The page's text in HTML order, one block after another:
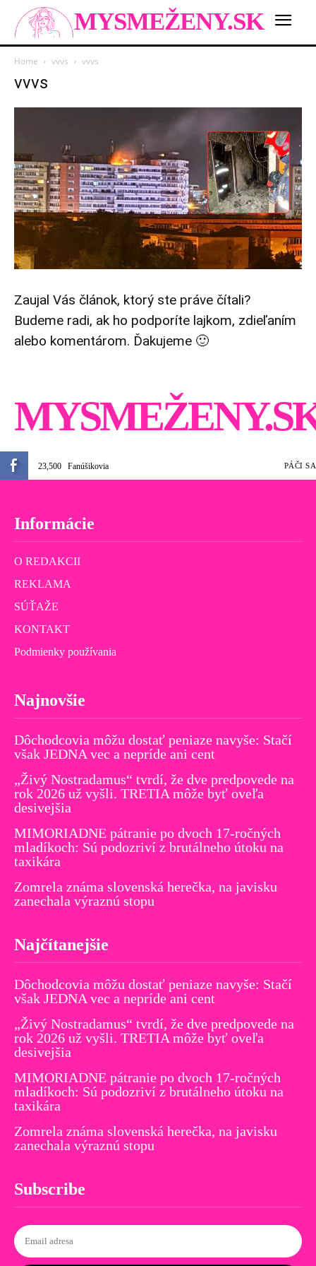
MYSMEŽENY.SK
Home vvvs vvvs
vvvs
Zaujal Vás článok, ktorý ste práve čítali?
Budeme radi, ak ho podporíte lajkom, zdieľaním
alebo komentárom. Ďakujeme 🙂
23,500 Fanúšikovia PÁČI SA
Informácie
O REDAKCII
REKLAMA
SÚŤAŽE
KONTAKT
Podmienky používania
Najnovšie
Dôchodcovia môžu dostať peniaze navyše: Stačí
však JEDNA vec a nepríde ani cent
„Živý Nostradamus“ tvrdí, že dve predpovede na
rok 2026 už vyšli. TRETIA môže byť oveľa
desivejšia
MIMORIADNE pátranie po dvoch 17-ročných
mladíkoch: Sú podozriví z brutálneho útoku na
taxikára
Zomrela známa slovenská herečka, na javisku
zanechala výraznú stopu
Najčítanejšie
Dôchodcovia môžu dostať peniaze navyše: Stačí
však JEDNA vec a nepríde ani cent
„Živý Nostradamus“ tvrdí, že dve predpovede na
rok 2026 už vyšli. TRETIA môže byť oveľa
desivejšia
MIMORIADNE pátranie po dvoch 17-ročných
mladíkoch: Sú podozriví z brutálneho útoku na
taxikára
Zomrela známa slovenská herečka, na javisku
zanechala výraznú stopu
Subscribe